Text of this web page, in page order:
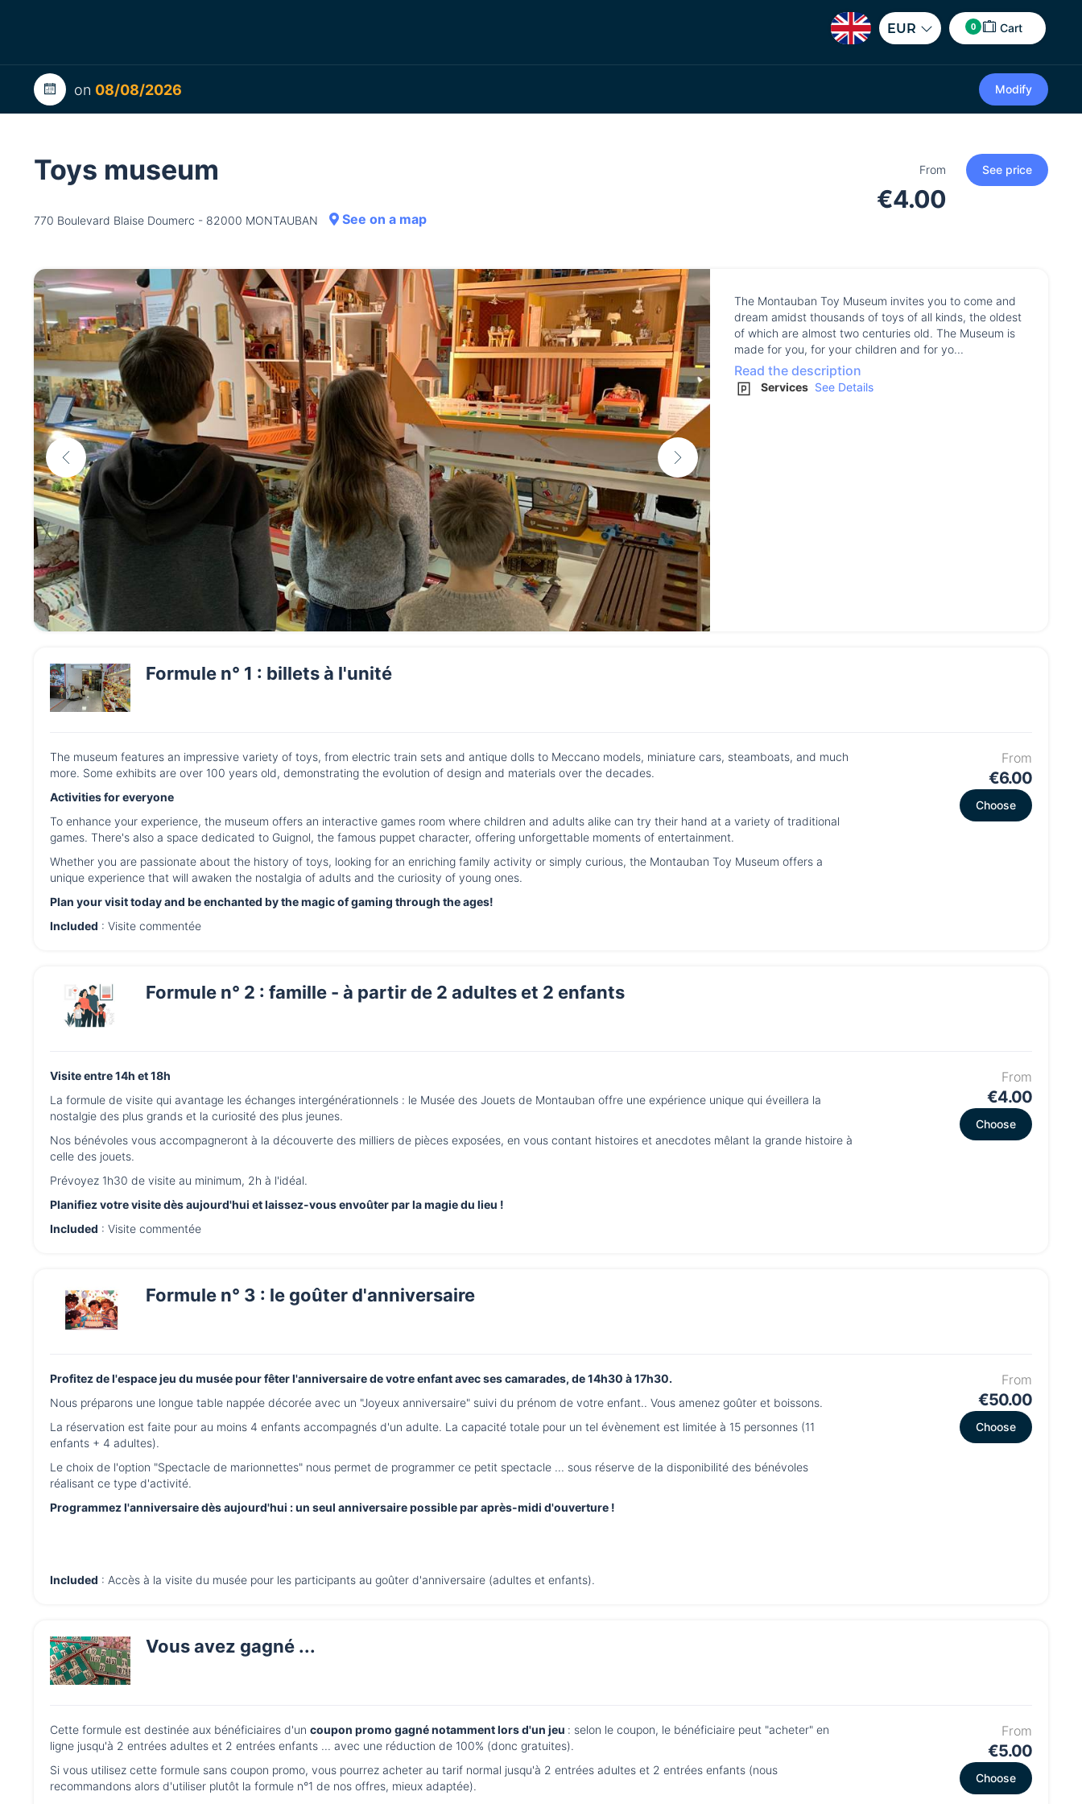
EUR 0 Cart
on 08/08/2026 Modify
Toys museum
770 Boulevard Blaise Doumerc - 82000 MONTAUBAN See on a map
From
€4.00
See price
The Montauban Toy Museum invites you to come and
dream amidst thousands of toys of all kinds, the oldest
of which are almost two centuries old. The Museum is
made for you, for your children and for yo...
Read the description
Services See Details
Formule n° 1 : billets à l'unité
The museum features an impressive variety of toys, from electric train sets and antique dolls to Meccano models, miniature cars, steamboats, and much
more. Some exhibits are over 100 years old, demonstrating the evolution of design and materials over the decades.
Activities for everyone
To enhance your experience, the museum offers an interactive games room where children and adults alike can try their hand at a variety of traditional
games. There's also a space dedicated to Guignol, the famous puppet character, offering unforgettable moments of entertainment.
Whether you are passionate about the history of toys, looking for an enriching family activity or simply curious, the Montauban Toy Museum offers a
unique experience that will awaken the nostalgia of adults and the curiosity of young ones.
Plan your visit today and be enchanted by the magic of gaming through the ages!
Included : Visite commentée
From
€6.00
Choose
Formule n° 2 : famille - à partir de 2 adultes et 2 enfants
Visite entre 14h et 18h
La formule de visite qui avantage les échanges intergénérationnels : le Musée des Jouets de Montauban offre une expérience unique qui éveillera la
nostalgie des plus grands et la curiosité des plus jeunes.
Nos bénévoles vous accompagneront à la découverte des milliers de pièces exposées, en vous contant histoires et anecdotes mêlant la grande histoire à
celle des jouets.
Prévoyez 1h30 de visite au minimum, 2h à l'idéal.
Planifiez votre visite dès aujourd'hui et laissez-vous envoûter par la magie du lieu !
Included : Visite commentée
From
€4.00
Choose
Formule n° 3 : le goûter d'anniversaire
Profitez de l'espace jeu du musée pour fêter l'anniversaire de votre enfant avec ses camarades, de 14h30 à 17h30.
Nous préparons une longue table nappée décorée avec un "Joyeux anniversaire" suivi du prénom de votre enfant.. Vous amenez goûter et boissons.
La réservation est faite pour au moins 4 enfants accompagnés d'un adulte. La capacité totale pour un tel évènement est limitée à 15 personnes (11
enfants + 4 adultes).
Le choix de l'option "Spectacle de marionnettes" nous permet de programmer ce petit spectacle ... sous réserve de la disponibilité des bénévoles
réalisant ce type d'activité.
Programmez l'anniversaire dès aujourd'hui : un seul anniversaire possible par après-midi d'ouverture !
Included : Accès à la visite du musée pour les participants au goûter d'anniversaire (adultes et enfants).
From
€50.00
Choose
Vous avez gagné ...
Cette formule est destinée aux bénéficiaires d'un coupon promo gagné notamment lors d'un jeu : selon le coupon, le bénéficiaire peut "acheter" en
ligne jusqu'à 2 entrées adultes et 2 entrées enfants ... avec une réduction de 100% (donc gratuites).
Si vous utilisez cette formule sans coupon promo, vous pourrez acheter au tarif normal jusqu'à 2 entrées adultes et 2 entrées enfants (nous
recommandons alors d'utiliser plutôt la formule n°1 de nos offres, mieux adaptée).
From
€5.00
Choose